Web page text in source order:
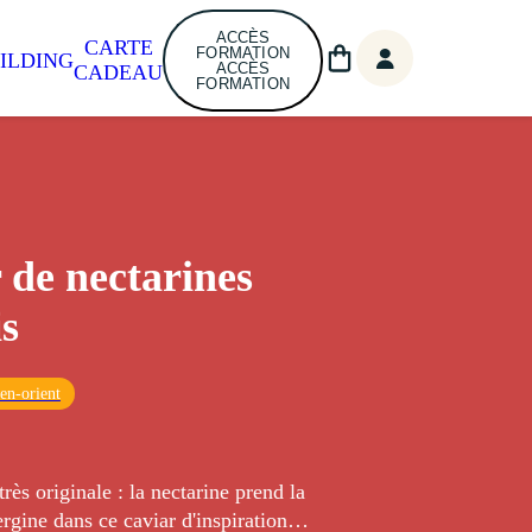
CARTE
CADEAU
ACCÈS
FORMATION
ACCÈS
FORMATION
nectarines
orient
originale : la nectarine prend la
dans ce caviar d'inspiration